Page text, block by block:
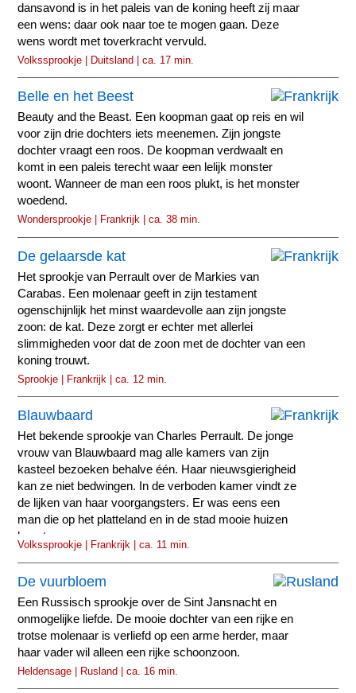
dansavond is in het paleis van de koning heeft zij maar
een wens: daar ook naar toe te mogen gaan. Deze
wens wordt met toverkracht vervuld.
Volkssprookje | Duitsland | ca. 17 min.
Belle en het Beest
Beauty and the Beast. Een koopman gaat op reis en wil
voor zijn drie dochters iets meenemen. Zijn jongste
dochter vraagt een roos. De koopman verdwaalt en
komt in een paleis terecht waar een lelijk monster
woont. Wanneer de man een roos plukt, is het monster
woedend.
Wondersprookje | Frankrijk | ca. 38 min.
De gelaarsde kat
Het sprookje van Perrault over de Markies van
Carabas. Een molenaar geeft in zijn testament
ogenschijnlijk het minst waardevolle aan zijn jongste
zoon: de kat. Deze zorgt er echter met allerlei
slimmigheden voor dat de zoon met de dochter van een
koning trouwt.
Sprookje | Frankrijk | ca. 12 min.
Blauwbaard
Het bekende sprookje van Charles Perrault. De jonge
vrouw van Blauwbaard mag alle kamers van zijn
kasteel bezoeken behalve één. Haar nieuwsgierigheid
kan ze niet bedwingen. In de verboden kamer vindt ze
de lijken van haar voorgangsters. Er was eens een
man die op het platteland en in de stad mooie huizen
bezat.
Volkssprookje | Frankrijk | ca. 11 min.
De vuurbloem
Een Russisch sprookje over de Sint Jansnacht en
onmogelijke liefde. De mooie dochter van een rijke en
trotse molenaar is verliefd op een arme herder, maar
haar vader wil alleen een rijke schoonzoon.
Heldensage | Rusland | ca. 16 min.